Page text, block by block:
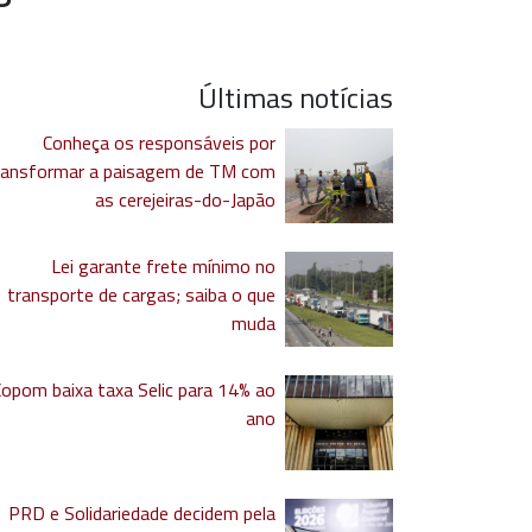
Últimas notícias
Conheça os responsáveis por
a paisagem de TM com
as cerejeiras-do-Japão
Lei garante frete mínimo no
transporte de cargas; saiba o que
muda
baixa taxa Selic para 14% ao
ano
PRD e Solidariedade decidem pela